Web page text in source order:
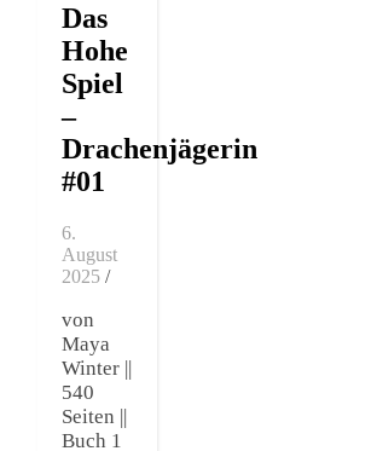
Das
Hohe
Spiel
–
Drachenjägerin
#01
6.
August
2025 /
von
Maya
Winter ||
540
Seiten ||
Buch 1